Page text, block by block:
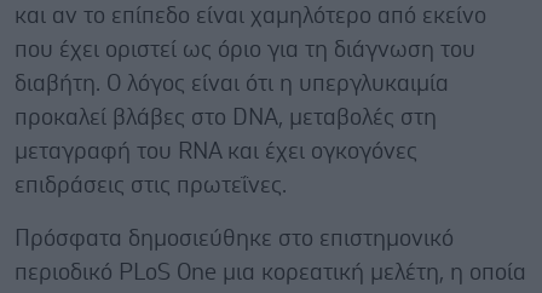
και αν το επίπεδο είναι χαμηλότερο από εκείνο
που έχει οριστεί ως όριο για τη διάγνωση του
διαβήτη. Ο λόγος είναι ότι η υπεργλυκαιμία
προκαλεί βλάβες στο DNA, μεταβολές στη
μεταγραφή του RNA και έχει ογκογόνες
επιδράσεις στις πρωτεΐνες.
Πρόσφατα δημοσιεύθηκε στο επιστημονικό
περιοδικό PLoS One μια κορεατική μελέτη, η οποία